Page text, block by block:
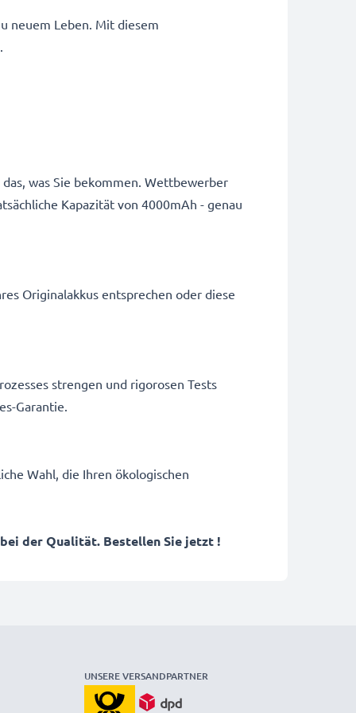
neuem Leben. Mit diesem
was Sie bekommen. Wettbewerber
Kapazität von 4000mAh - genau
Originalakkus entsprechen oder diese
strengen und rigorosen Tests
Garantie.
Wahl, die Ihren ökologischen
der Qualität. Bestellen Sie jetzt !
UNSERE VERSANDPARTNER